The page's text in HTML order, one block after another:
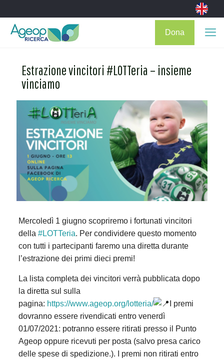
Dona
Estrazione vincitori #LOTTeria – insieme
vinciamo
Mercoledì 1 giugno scopriremo i fortunati vincitori
della #LOTTeria. Per condividere questo momento
con tutti i partecipanti faremo una diretta durante
l’estrazione dei primi dieci premi!
La lista completa dei vincitori verrà pubblicata dopo
la diretta sul sulla
pagina: https://www.ageop.org/lotteria/
I premi
dovranno essere rivendicati entro venerdì
01/07/2021: potranno essere ritirati presso il Punto
Ageop oppure ricevuti per posta (salvo presa carico
delle spese di spedizione.). I premi non ritirati entro